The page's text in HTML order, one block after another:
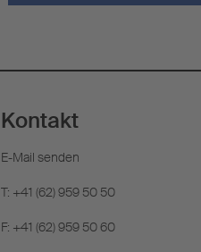
Kontakt
E-Mail senden
T: +41 (62) 959 50 50
F: +41 (62) 959 50 60